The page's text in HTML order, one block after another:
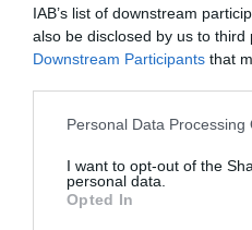
IAB’s list of downstream
also be disclosed by us to third
Downstream Participants that
Personal Data Processing
I want to opt-out of the
personal data.
Opted In
i vigilar aquells que sap
complicació o
"Hi ha països
fallida amb la